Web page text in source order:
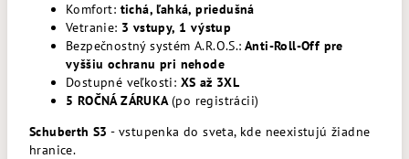
Komfort: tichá, ľahká, priedušná
Vetranie: 3 vstupy, 1 výstup
Bezpečnostný systém A.R.O.S.: Anti-Roll-Off pre
vyššiu ochranu pri nehode
Dostupné veľkosti: XS až 3XL
5 ROČNÁ ZÁRUKA(po registrácii)
Schuberth S3 - vstupenka do sveta, kde neexistujú žiadne
hranice.